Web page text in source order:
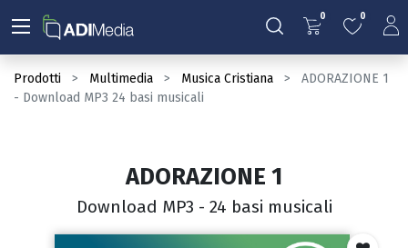
0 0
Prodotti Multimedia Musica Cristiana
ADORAZIONE 1
- Download MP3 24 basi musicali
ADORAZIONE 1
Download MP3 - 24 basi musicali